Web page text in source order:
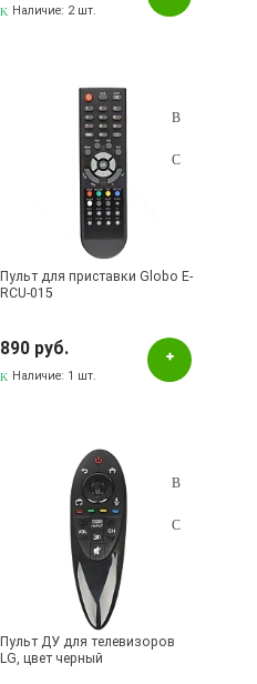
Наличие: 2 шт.
Пульт для приставки Glоbo E-
RСU-015
890 руб.
Наличие: 1 шт.
Пульт ДУ для телевизоров
LG, цвет черный